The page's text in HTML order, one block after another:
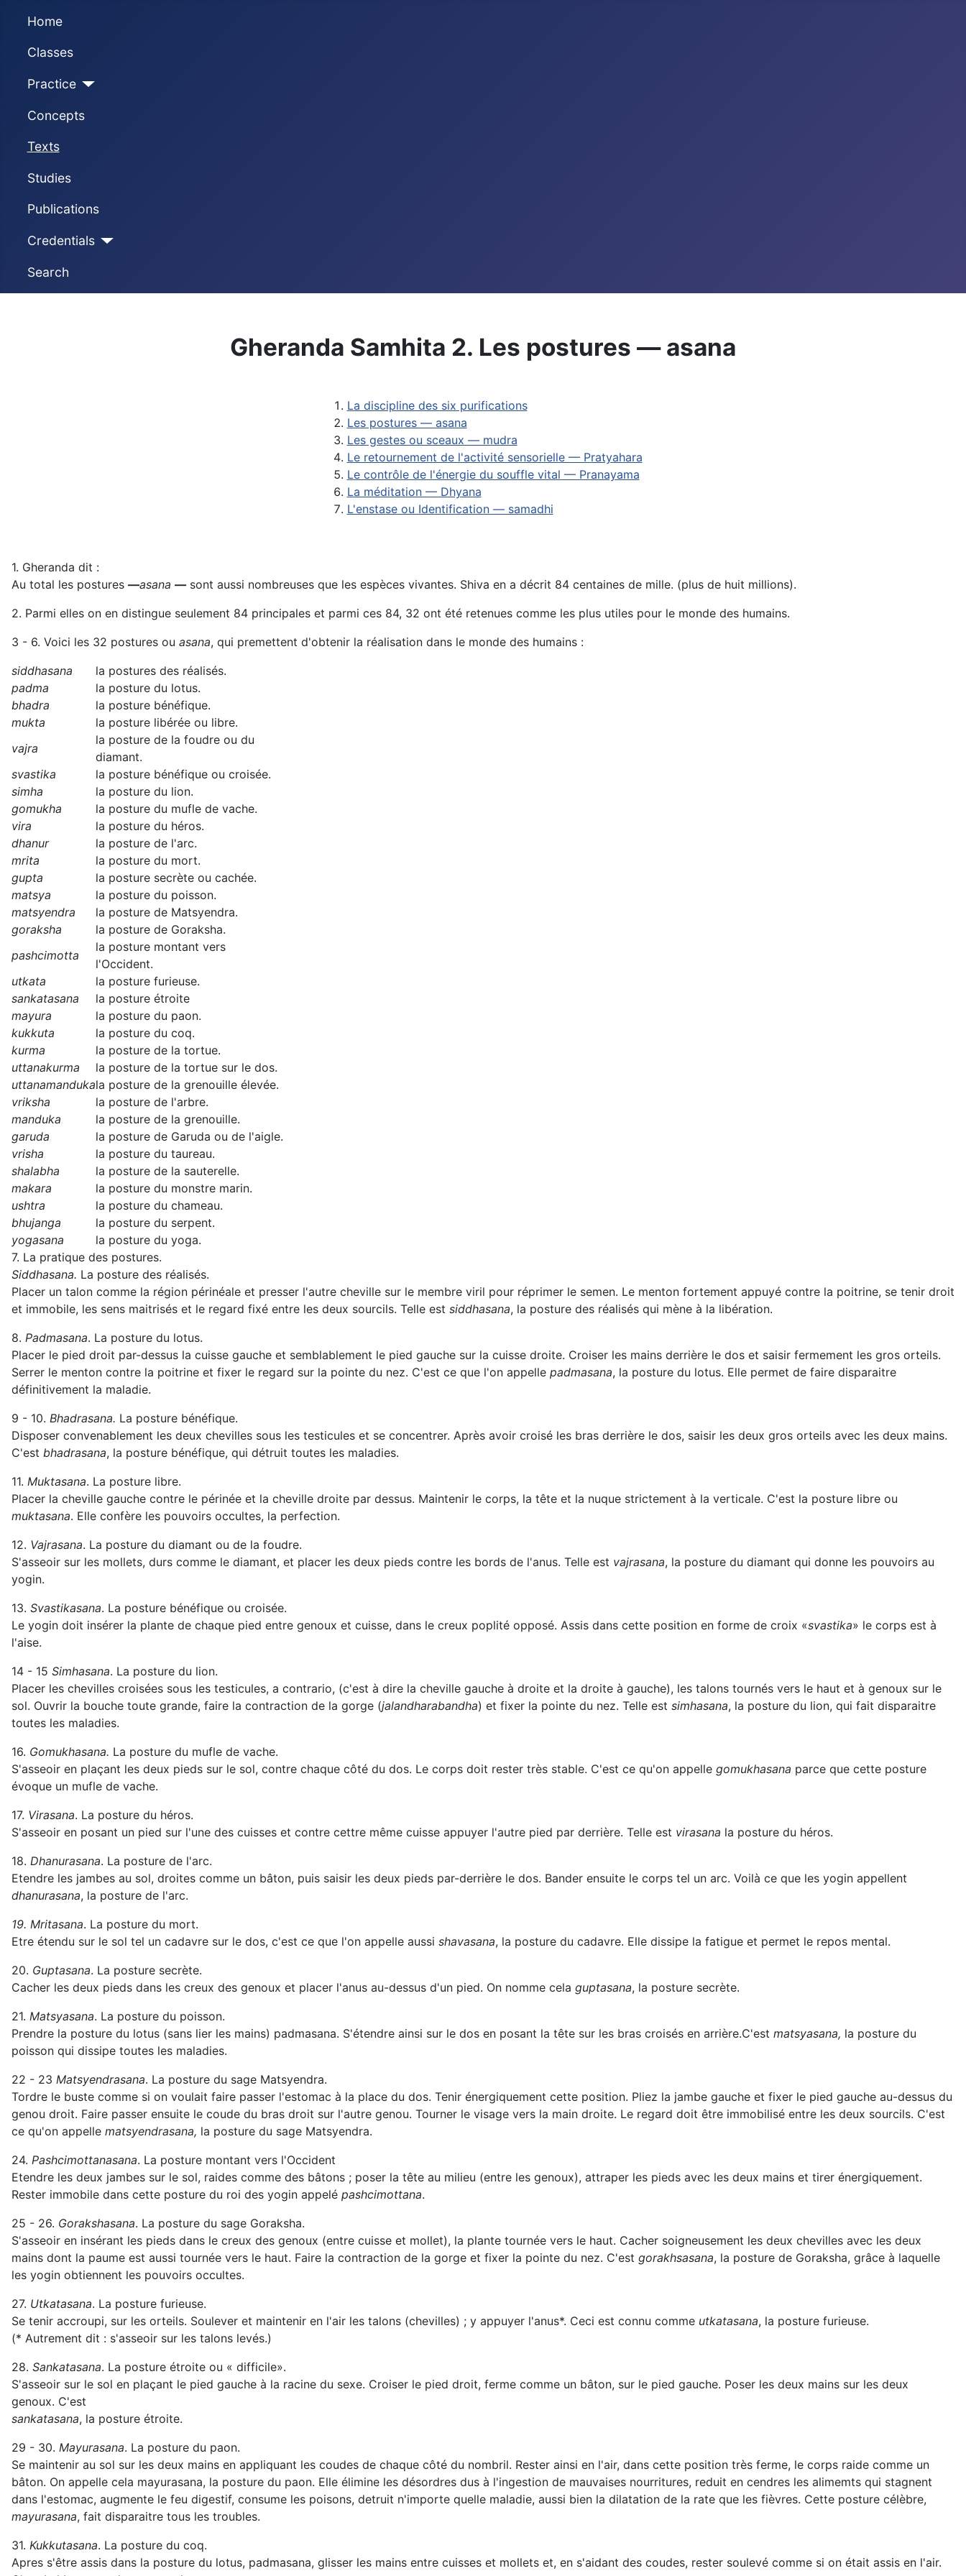
Home
Classes
Practice
Concepts
Texts
Studies
Publications
Credentials
Search
Gheranda Samhita 2. Les postures — asana
La discipline des six purifications
Les postures — asana
Les gestes ou sceaux — mudra
Le retournement de l'activité sensorielle — Pratyahara
Le contrôle de l'énergie du souffle vital — Pranayama
La méditation — Dhyana
L'enstase ou Identification — samadhi
1. Gheranda dit :
Au total les postures —asana — sont aussi nombreuses que les espèces vivantes. Shiva en a décrit 84 centaines de mille. (plus de huit millions).
2. Parmi elles on en distingue seulement 84 principales et parmi ces 84, 32 ont été retenues comme les plus utiles pour le monde des humains.
3 - 6. Voici les 32 postures ou asana, qui premettent d'obtenir la réalisation dans le monde des humains :
siddhasana
la postures des réalisés.
padma
la posture du lotus.
bhadra
la posture bénéfique.
mukta
la posture libérée ou libre.
vajra
la posture de la foudre ou du
diamant.
svastika
la posture bénéfique ou croisée.
simha
la posture du lion.
gomukha
la posture du mufle de vache.
vira
la posture du héros.
dhanur
la posture de l'arc.
mrita
la posture du mort.
gupta
la posture secrète ou cachée.
matsya
la posture du poisson.
matsyendra
la posture de Matsyendra.
goraksha
la posture de Goraksha.
pashcimotta
la posture montant vers
l'Occident.
utkata
la posture furieuse.
sankatasana
la posture étroite
mayura
la posture du paon.
kukkuta
la posture du coq.
kurma
la posture de la tortue.
uttanakurma
la posture de la tortue sur le dos.
uttanamandukala posture de la grenouille élevée.
vriksha
la posture de l'arbre.
manduka
la posture de la grenouille.
garuda
la posture de Garuda ou de l'aigle.
vrisha
la posture du taureau.
shalabha
la posture de la sauterelle.
makara
la posture du monstre marin.
ushtra
la posture du chameau.
bhujanga
la posture du serpent.
yogasana
la posture du yoga.
7. La pratique des postures.
Siddhasana. La posture des réalisés.
Placer un talon comme la région périnéale et presser l'autre cheville sur le membre viril pour réprimer le semen. Le menton fortement appuyé contre la poitrine, se tenir droit
et immobile, les sens maitrisés et le regard fixé entre les deux sourcils. Telle est siddhasana, la posture des réalisés qui mène à la libération.
8. Padmasana. La posture du lotus.
Placer le pied droit par-dessus la cuisse gauche et semblablement le pied gauche sur la cuisse droite. Croiser les mains derrière le dos et saisir fermement les gros orteils.
Serrer le menton contre la poitrine et fixer le regard sur la pointe du nez. C'est ce que l'on appelle padmasana, la posture du lotus. Elle permet de faire disparaitre
définitivement la maladie.
9 - 10. Bhadrasana. La posture bénéfique.
Disposer convenablement les deux chevilles sous les testicules et se concentrer. Après avoir croisé les bras derrière le dos, saisir les deux gros orteils avec les deux mains.
C'est bhadrasana, la posture bénéfique, qui détruit toutes les maladies.
11. Muktasana. La posture libre.
Placer la cheville gauche contre le périnée et la cheville droite par dessus. Maintenir le corps, la tête et la nuque strictement à la verticale. C'est la posture libre ou
muktasana. Elle confère les pouvoirs occultes, la perfection.
12. Vajrasana. La posture du diamant ou de la foudre.
S'asseoir sur les mollets, durs comme le diamant, et placer les deux pieds contre les bords de l'anus. Telle est vajrasana, la posture du diamant qui donne les pouvoirs au
yogin.
13. Svastikasana. La posture bénéfique ou croisée.
Le yogin doit insérer la plante de chaque pied entre genoux et cuisse, dans le creux poplité opposé. Assis dans cette position en forme de croix «svastika» le corps est à
l'aise.
14 - 15 Simhasana. La posture du lion.
Placer les chevilles croisées sous les testicules, a contrario, (c'est à dire la cheville gauche à droite et la droite à gauche), les talons tournés vers le haut et à genoux sur le
sol. Ouvrir la bouche toute grande, faire la contraction de la gorge (jalandharabandha) et fixer la pointe du nez. Telle est simhasana, la posture du lion, qui fait disparaitre
toutes les maladies.
16. Gomukhasana. La posture du mufle de vache.
S'asseoir en plaçant les deux pieds sur le sol, contre chaque côté du dos. Le corps doit rester très stable. C'est ce qu'on appelle gomukhasana parce que cette posture
évoque un mufle de vache.
17. Virasana. La posture du héros.
S'asseoir en posant un pied sur l'une des cuisses et contre cettre même cuisse appuyer l'autre pied par derrière. Telle est virasana la posture du héros.
18. Dhanurasana. La posture de l'arc.
Etendre les jambes au sol, droites comme un bâton, puis saisir les deux pieds par-derrière le dos. Bander ensuite le corps tel un arc. Voilà ce que les yogin appellent
dhanurasana, la posture de l'arc.
19. Mritasana. La posture du mort.
Etre étendu sur le sol tel un cadavre sur le dos, c'est ce que l'on appelle aussi shavasana, la posture du cadavre. Elle dissipe la fatigue et permet le repos mental.
20. Guptasana. La posture secrète.
Cacher les deux pieds dans les creux des genoux et placer l'anus au-dessus d'un pied. On nomme cela guptasana, la posture secrète.
21. Matsyasana. La posture du poisson.
Prendre la posture du lotus (sans lier les mains) padmasana. S'étendre ainsi sur le dos en posant la tête sur les bras croisés en arrière.C'est matsyasana, la posture du
poisson qui dissipe toutes les maladies.
22 - 23 Matsyendrasana. La posture du sage Matsyendra.
Tordre le buste comme si on voulait faire passer l'estomac à la place du dos. Tenir énergiquement cette position. Pliez la jambe gauche et fixer le pied gauche au-dessus du
genou droit. Faire passer ensuite le coude du bras droit sur l'autre genou. Tourner le visage vers la main droite. Le regard doit être immobilisé entre les deux sourcils. C'est
ce qu'on appelle matsyendrasana, la posture du sage Matsyendra.
24. Pashcimottanasana. La posture montant vers l'Occident
Etendre les deux jambes sur le sol, raides comme des bâtons ; poser la tête au milieu (entre les genoux), attraper les pieds avec les deux mains et tirer énergiquement.
Rester immobile dans cette posture du roi des yogin appelé pashcimottana.
25 - 26. Gorakshasana. La posture du sage Goraksha.
S'asseoir en insérant les pieds dans le creux des genoux (entre cuisse et mollet), la plante tournée vers le haut. Cacher soigneusement les deux chevilles avec les deux
mains dont la paume est aussi tournée vers le haut. Faire la contraction de la gorge et fixer la pointe du nez. C'est gorakhsasana, la posture de Goraksha, grâce à laquelle
les yogin obtiennent les pouvoirs occultes.
27. Utkatasana. La posture furieuse.
Se tenir accroupi, sur les orteils. Soulever et maintenir en l'air les talons (chevilles) ; y appuyer l'anus*. Ceci est connu comme utkatasana, la posture furieuse.
(* Autrement dit : s'asseoir sur les talons levés.)
28. Sankatasana. La posture étroite ou « difficile».
S'asseoir sur le sol en plaçant le pied gauche à la racine du sexe. Croiser le pied droit, ferme comme un bâton, sur le pied gauche. Poser les deux mains sur les deux
genoux. C'est
sankatasana, la posture étroite.
29 - 30. Mayurasana. La posture du paon.
Se maintenir au sol sur les deux mains en appliquant les coudes de chaque côté du nombril. Rester ainsi en l'air, dans cette position très ferme, le corps raide comme un
bâton. On appelle cela mayurasana, la posture du paon. Elle élimine les désordres dus à l'ingestion de mauvaises nourritures, reduit en cendres les alimemts qui stagnent
dans l'estomac, augmente le feu digestif, consume les poisons, detruit n'importe quelle maladie, aussi bien la dilatation de la rate que les fièvres. Cette posture célèbre,
mayurasana, fait disparaitre tous les troubles.
31. Kukkutasana. La posture du coq.
Apres s'être assis dans la posture du lotus, padmasana, glisser les mains entre cuisses et mollets et, en s'aidant des coudes, rester soulevé comme si on était assis en l'air.